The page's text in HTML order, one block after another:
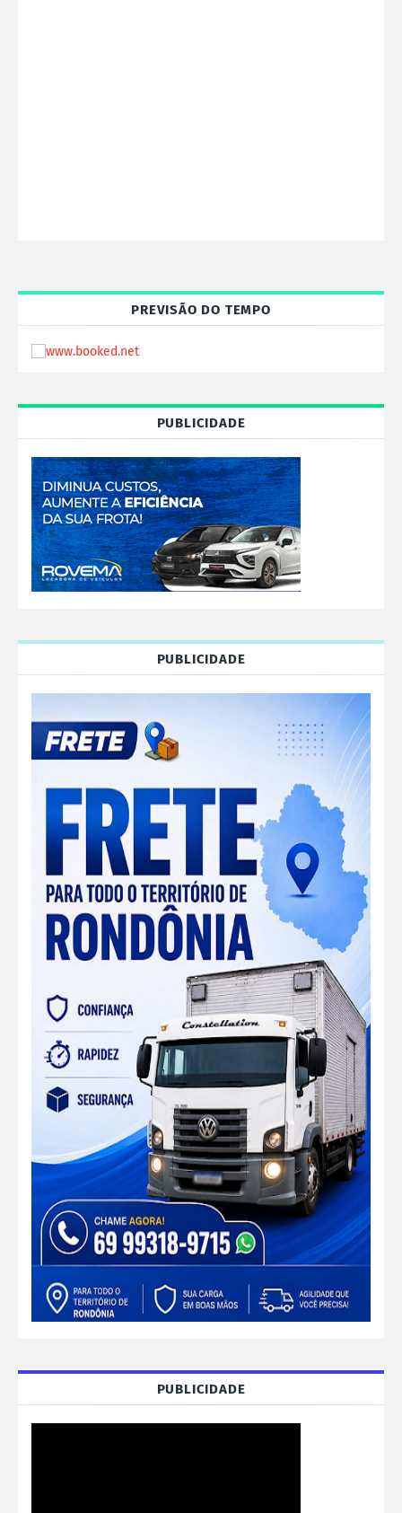
PREVISÃO DO TEMPO
PUBLICIDADE
PUBLICIDADE
PUBLICIDADE